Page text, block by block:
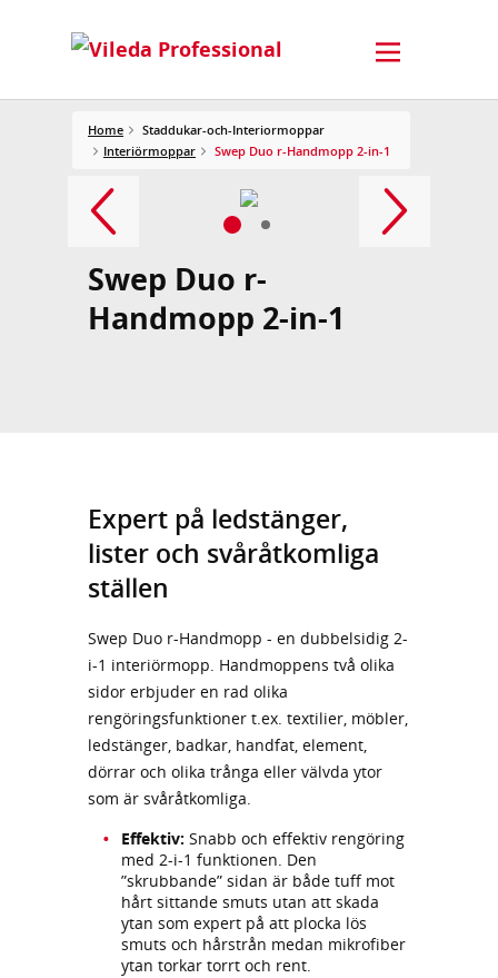
Home
Staddukar-och-Interiormoppar
Interiörmoppar
Swep Duo r-Handmopp 2-in-1
Swep Duo r-
Handmopp 2-in-1
Expert på ledstänger,
lister och svåråtkomliga
ställen
Swep Duo r-Handmopp - en dubbelsidig 2-
i-1 interiörmopp. Handmoppens två olika
sidor erbjuder en rad olika
rengöringsfunktioner t.ex. textilier, möbler,
ledstänger, badkar, handfat, element,
dörrar och olika trånga eller välvda ytor
som är svåråtkomliga.
Effektiv: Snabb och effektiv rengöring
med 2-i-1 funktionen. Den
”skrubbande” sidan är både tuff mot
hårt sittande smuts utan att skada
ytan som expert på att plocka lös
smuts och hårstrån medan mikrofiber
ytan torkar torrt och rent.